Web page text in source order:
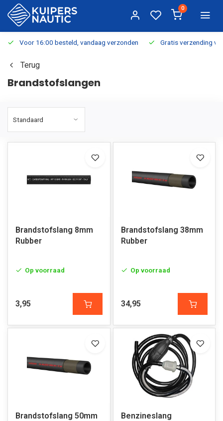
0
Voor 16:00 besteld, vandaag verzonden Gratis verzending
Terug
Brandstofslangen
Brandstofslang 8mm
Rubber
Op voorraad
3,95
Brandstofslang 38mm
Rubber
Op voorraad
34,95
Brandstofslang 50mm
Benzineslang